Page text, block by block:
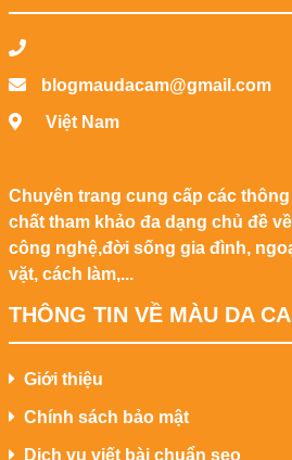
blogmaudacam@gmail.com
Việt Nam
Chuyên trang cung cấp các
chất tham khảo đa dạng chủ đề
công nghệ,đời sống gia đình,
vặt, cách làm,...
THÔNG TIN VỀ MÀU DA
Giới thiệu
Chính sách bảo mật
Dịch vụ viết bài chuẩn seo